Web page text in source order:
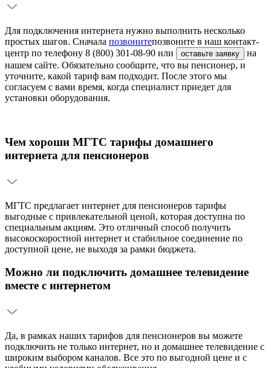
Для подключения интернета нужно выполнить несколько
простых шагов. Сначала позвонитепозвоните в наш контакт-
центр по телефону 8 (800) 301-08-90 или оставьте заявку
на
нашем сайте. Обязательно сообщите, что вы пенсионер, и
уточните, какой тариф вам подходит. После этого мы
согласуем с вами время, когда специалист приедет для
установки оборудования.
Чем хороши МГТС тарифы домашнего
интернета для пенсионеров
МГТС предлагает интернет для пенсионеров тарифы
выгодные с привлекательной ценой, которая доступна по
специальным акциям. Это отличный способ получить
высокоскоростной интернет и стабильное соединение по
доступной цене, не выходя за рамки бюджета.
Можно ли подключить домашнее телевидение
вместе с интернетом
Да, в рамках наших тарифов для пенсионеров вы можете
подключить не только интернет, но и домашнее телевидение с
широким выбором каналов. Все это по выгодной цене и с